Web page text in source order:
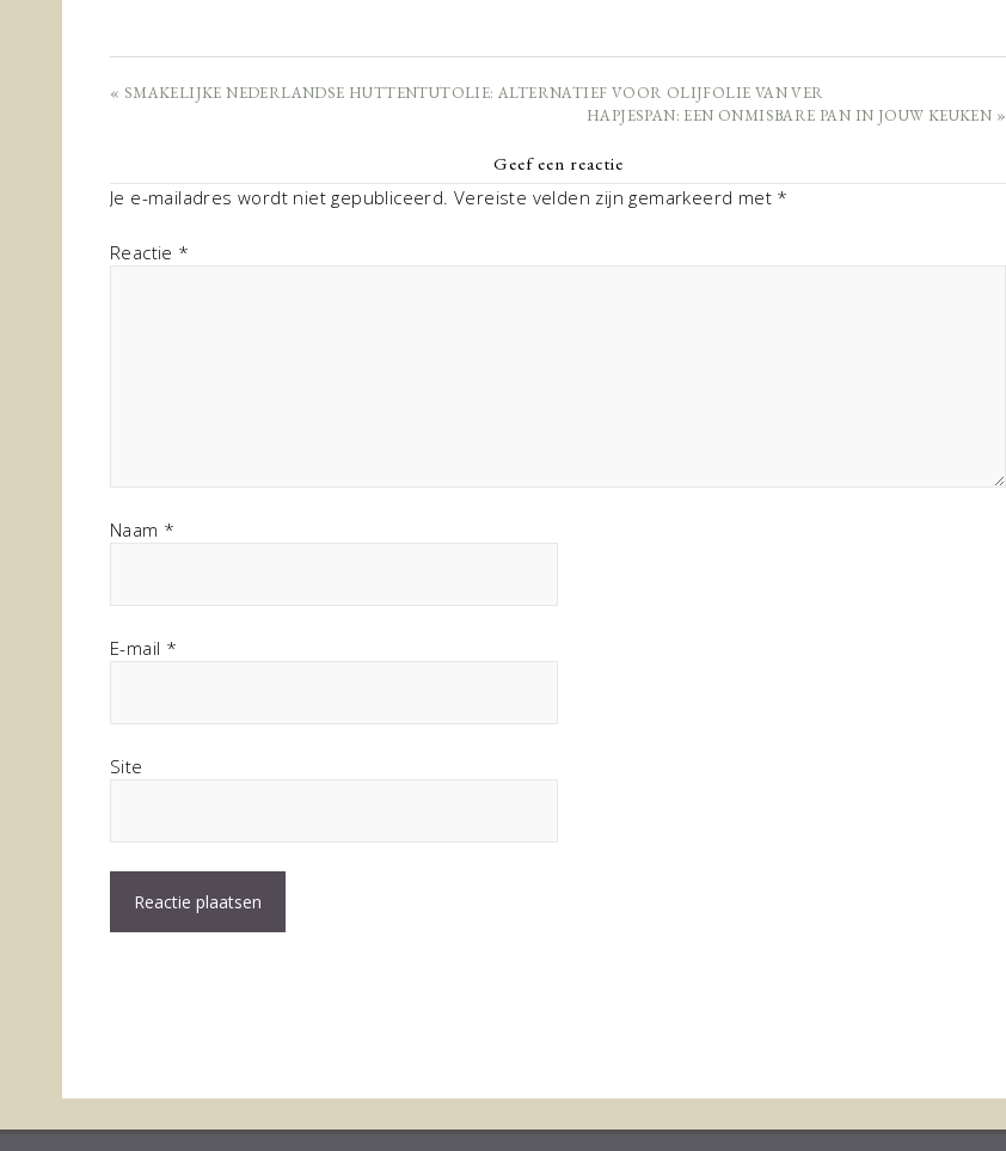
« SMAKELIJKE NEDERLANDSE HUTTENTUTOLIE: ALTERNATIEF VOOR OLIJFOLIE VAN VER
HAPJESPAN: EEN ONMISBARE PAN IN JOUW KEUKEN »
Geef een reactie
Je e-mailadres wordt niet gepubliceerd. Vereiste velden zijn gemarkeerd met *
Reactie *
Naam *
E-mail *
Site